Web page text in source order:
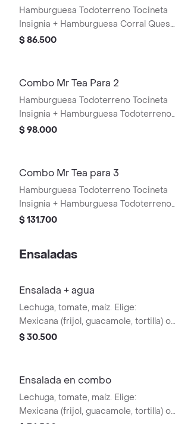
Hamburguesa Todoterreno Tocineta
Insignia + Hamburguesa Corral Queso
+ 2 papas grandes + 2 bebidas
$ 86.500
Combo Mr Tea Para 2
Hamburguesa Todoterreno Tocineta
Insignia + Hamburguesa Todoterreno
Callejera + 2 papas grandes + 2 Mr
$ 98.000
Combo Mr Tea para 3
Hamburguesa Todoterreno Tocineta
Insignia + Hamburguesa Todoterreno
Callejera + 2 papas grandes + 2 Mr
$ 131.700
Ensaladas
Ensalada + agua
Lechuga, tomate, maíz. Elige:
Mexicana (frijol, guacamole, tortilla) o
Campestre (quesos, huevo, pepinillos)
alimentos de origen animal) + agua
$ 30.500
Ensalada en combo
Lechuga, tomate, maíz. Elige:
Mexicana (frijol, guacamole, tortilla) o